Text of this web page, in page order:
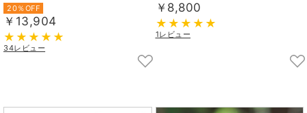
20％OFF
￥13,904
34レビュー
￥8,800
1レビュー